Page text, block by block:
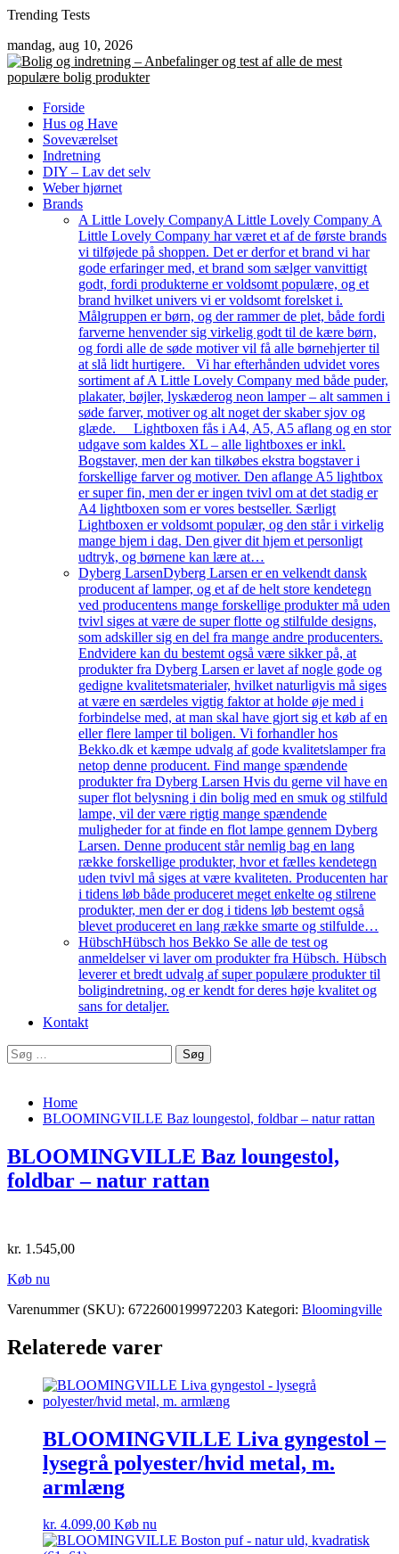
Skip
content
Trending Tests
mandag, aug 10, 2026
Forside
Hus og Have
Soveværelset
Indretning
DIY – Lav det selv
Weber hjørnet
Brands
A Little Lovely CompanyA Little Lovely Company A
Little Lovely Company har været et af de første brands
vi tilføjede på shoppen. Det er derfor et brand vi har
gode erfaringer med, et brand som sælger vanvittigt
godt, fordi produkterne er voldsomt populære, og et
brand hvilket univers vi er voldsomt forelsket i.
Målgruppen er børn, og der rammer de plet, både fordi
farverne henvender sig virkelig godt til de kære børn,
og fordi alle de søde motiver vil få alle børnehjerter til
at slå lidt hurtigere. Vi har efterhånden udvidet vores
sortiment af A Little Lovely Company med både puder,
plakater, bøjler, lyskæderog neon lamper – alt sammen i
søde farver, motiver og alt noget der skaber sjov og
glæde. Lightboxen fås i A4, A5, A5 aflang og en stor
udgave som kaldes XL – alle lightboxes er inkl.
Bogstaver, men der kan tilkøbes ekstra bogstaver i
forskellige farver og motiver. Den aflange A5 lightbox
er super fin, men der er ingen tvivl om at det stadig er
A4 lightboxen som er vores bestseller. Særligt
Lightboxen er voldsomt populær, og den står i virkelig
mange hjem i dag. Den giver dit hjem et personligt
udtryk, og børnene kan lære at…
Dyberg LarsenDyberg Larsen er en velkendt dansk
producent af lamper, og et af de helt store kendetegn
ved producentens mange forskellige produkter må uden
tvivl siges at være de super flotte og stilfulde designs,
som adskiller sig en del fra mange andre producenters.
Endvidere kan du bestemt også være sikker på, at
produkter fra Dyberg Larsen er lavet af nogle gode og
gedigne kvalitetsmaterialer, hvilket naturligvis må siges
at være en særdeles vigtig faktor at holde øje med i
forbindelse med, at man skal have gjort sig et køb af en
eller flere lamper til boligen. Vi forhandler hos
Bekko.dk et kæmpe udvalg af gode kvalitetslamper fra
netop denne producent. Find mange spændende
produkter fra Dyberg Larsen Hvis du gerne vil have en
super flot belysning i din bolig med en smuk og stilfuld
lampe, vil der være rigtig mange spændende
muligheder for at finde en flot lampe gennem Dyberg
Larsen. Denne producent står nemlig bag en lang
række forskellige produkter, hvor et fælles kendetegn
uden tvivl må siges at være kvaliteten. Producenten har
i tidens løb både produceret meget enkelte og stilrene
produkter, men der er dog i tidens løb bestemt også
blevet produceret en lang række smarte og stilfulde…
HübschHübsch hos Bekko Se alle de test og
anmeldelser vi laver om produkter fra Hübsch. Hübsch
leverer et bredt udvalg af super populære produkter til
boligindretning, og er kendt for deres høje kvalitet og
sans for detaljer.
Kontakt
Søg
efter:
Home
BLOOMINGVILLE Baz loungestol, foldbar – natur rattan
BLOOMINGVILLE Baz loungestol,
foldbar – natur rattan
kr. 1.545,00
Køb nu
Varenummer (SKU): 6722600199972203 Kategori: Bloomingville
Relaterede varer
BLOOMINGVILLE Liva gyngestol –
lysegrå polyester/hvid metal, m.
armlæng
kr. 4.099,00 Køb nu